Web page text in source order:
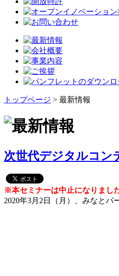
トップページ > 最新情報
次世代デジタルコン
※本セミナーは中止になりました
2020年3月2日（月）、みなとパ